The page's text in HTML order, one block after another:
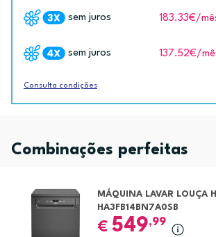
sem juros 183.33€/
sem juros 137.52€/
Consulta condições
Combinações perfeitas
MÁQUINA LAVAR LOUÇA
HA3FB14BN7A0SB
€ 549,99